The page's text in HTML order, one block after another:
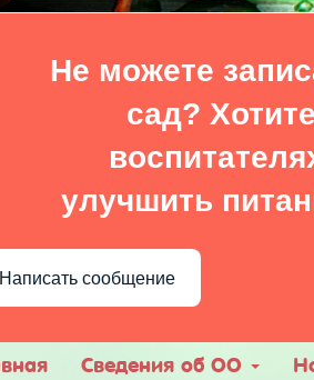
Не можете
сад?
улучшить
Написать сообщение
Сведения об ОО